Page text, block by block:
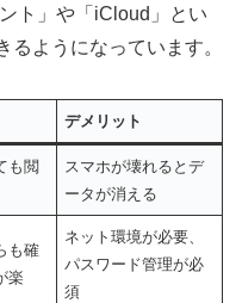
ト」や「iCloud」とい
るようになっています。
デメリット
も閲
スマホが壊れるとデ
ータが消える
も確
楽
ネット環境が必要、
パスワード管理が必
須